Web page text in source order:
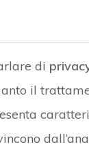
di
il